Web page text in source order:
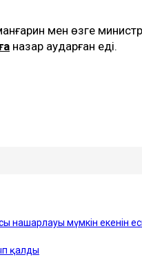
мен өзге
назар аударған еді.